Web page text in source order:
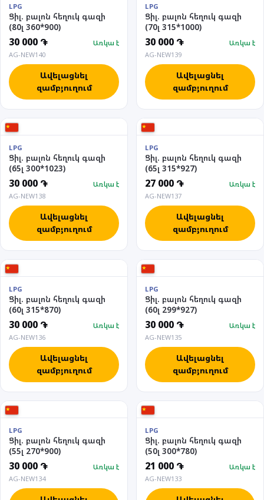
LPG
Ցիլ. բալոն հեղուկ գազի
(80լ 360*900)
30 000 ֏
Առկա է
AG-NEW140
Ավելացնել
զամբյուղում
LPG
Ցիլ. բալոն հեղուկ գազի
(70լ 315*1000)
30 000 ֏
Առկա է
AG-NEW139
Ավելացնել
զամբյուղում
LPG
Ցիլ. բալոն հեղուկ գազի
(65լ 300*1023)
30 000 ֏
Առկա է
AG-NEW138
Ավելացնել
զամբյուղում
LPG
Ցիլ. բալոն հեղուկ գազի
(65լ 315*927)
27 000 ֏
Առկա է
AG-NEW137
Ավելացնել
զամբյուղում
LPG
Ցիլ. բալոն հեղուկ գազի
(60լ 315*870)
30 000 ֏
Առկա է
AG-NEW136
Ավելացնել
զամբյուղում
LPG
Ցիլ. բալոն հեղուկ գազի
(60լ 299*927)
30 000 ֏
Առկա է
AG-NEW135
Ավելացնել
զամբյուղում
LPG
Ցիլ. բալոն հեղուկ գազի
(55լ 270*900)
30 000 ֏
Առկա է
AG-NEW134
LPG
Ցիլ. բալոն հեղուկ գազի
(50լ 300*780)
21 000 ֏
Առկա է
AG-NEW133